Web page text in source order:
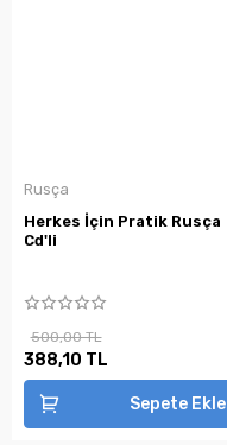
Rusça
Herkes İçin Pratik Rusça
Cd'li
500,00 TL
388,10 TL
Sepete Ekle